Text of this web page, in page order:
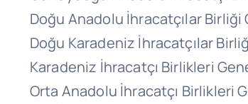
Doğu Anadolu İhracatçılar
Doğu Karadeniz İhracatçılar
Karadeniz İhracatçı Birlikleri
Orta Anadolu İhracatçı Birlikleri